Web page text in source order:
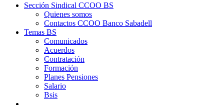
Sección Sindical CCOO BS
Quienes somos
Contactos CCOO Banco Sabadell
Temas BS
Comunicados
Acuerdos
Contratación
Formación
Planes Pensiones
Salario
Bsis